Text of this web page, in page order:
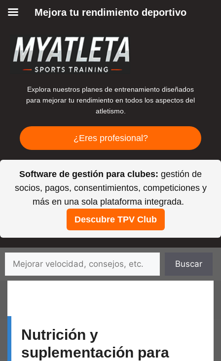
Explora nuestros planes de entrenamiento diseñados
para mejorar tu rendimiento en todos los aspectos del
atletismo.
¿Eres profesional?
Software de gestión para clubes: gestión de
socios, pagos, consentimientos, competiciones y
más en una sola plataforma integrada.
Descubre TPV Club
Saltar
contenido
Buscar
Nutrición y
suplementación para
Mejora tu rendimiento deportivo